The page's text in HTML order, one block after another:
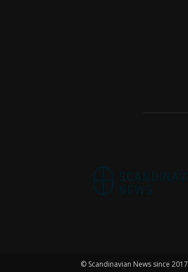
© Scandinavian News since 2017